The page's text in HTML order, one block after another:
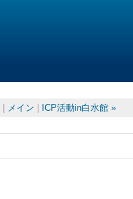
メイン ICP活動in白水館 »